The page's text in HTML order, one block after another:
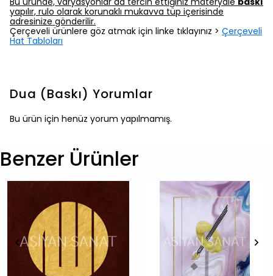
yapılır, rulo olarak korunaklı mukavva tüp içerisinde
adresinize gönderilir.
Çerçeveli ürünlere göz atmak için linke tıklayınız > Çerçeveli
Hat Tabloları
Dua (Baskı) Yorumlar
Bu ürün için henüz yorum yapılmamış.
Benzer Ürünler